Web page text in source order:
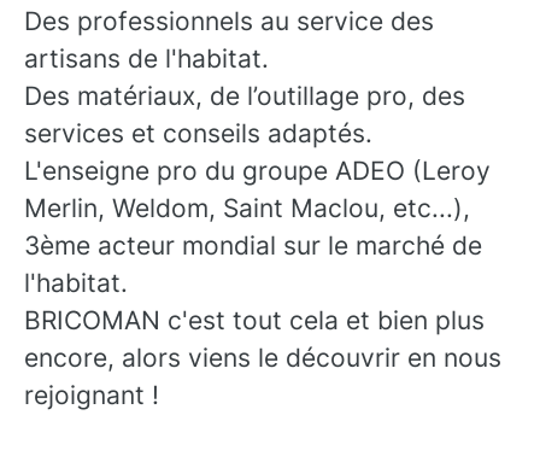
Des professionnels au service des
artisans de l'habitat.
Des matériaux, de l’outillage pro, des
services et conseils adaptés.
L'enseigne pro du groupe ADEO (Leroy
Merlin, Weldom, Saint Maclou, etc...),
3ème acteur mondial sur le marché de
l'habitat.
BRICOMAN c'est tout cela et bien plus
encore, alors viens le découvrir en nous
rejoignant !